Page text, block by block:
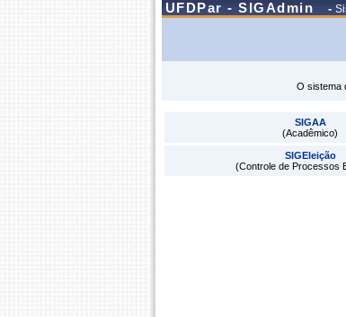
UFDPar - SIGAdmin -
O sistema
SIGAA
(Acadêmico)
SIGEleição
(Controle de Processos